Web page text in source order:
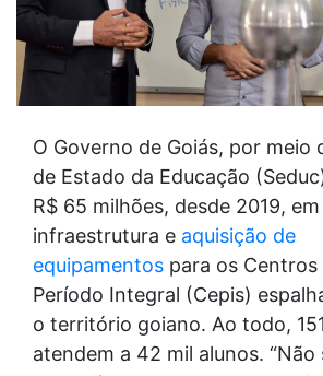
O Governo de Goiás, por meio
de Estado da Educação
R$ 65 milhões, desde 2019,
infraestrutura e aquisição de
equipamentos para os Centros
Período Integral (Cepis)
o território goiano. Ao todo,
atendem a 42 mil alunos. “Não